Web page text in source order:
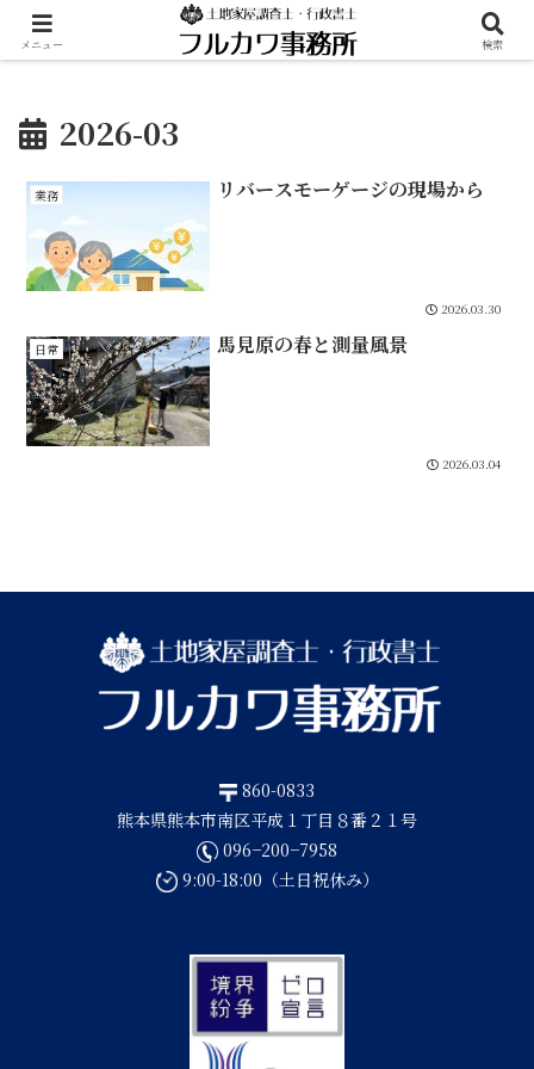
2026-03
業務 リバースモーゲージの現場から
2026.03.30
日常 馬見原の春と測量風景
2026.03.04
860-0833
熊本県熊本市南区平成１丁目８番２１号
096−200−7958
9:00-18:00（土日祝休み）
メニュー 検索